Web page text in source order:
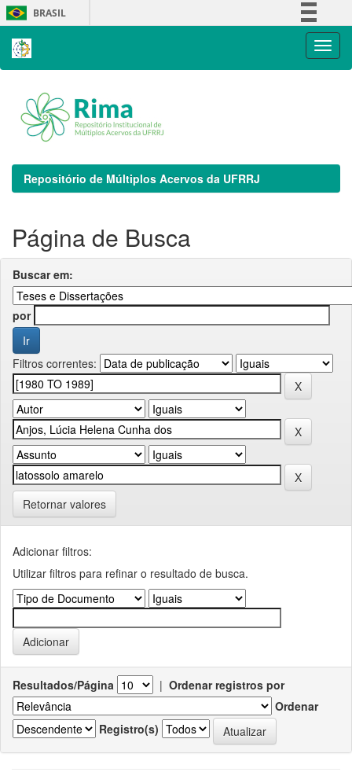
Skip
navigation
BRASIL
Repositório de Múltiplos Acervos da UFRRJ
Página de Busca
Buscar em:
por
Filtros correntes:
Retornar valores
Adicionar filtros:
Utilizar filtros para refinar o resultado de busca.
Resultados/Página | Ordenar registros por
Ordenar
Registro(s)